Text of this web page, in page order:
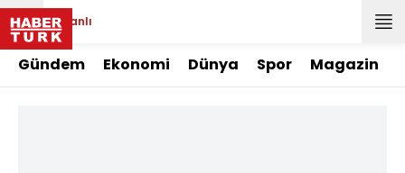
Canlı
Gündem Ekonomi Dünya Spor Magazin